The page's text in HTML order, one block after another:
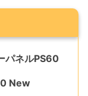
ネルPS60
New